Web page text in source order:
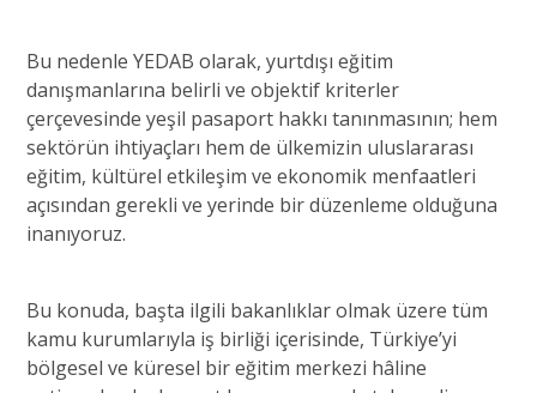
Bu nedenle YEDAB olarak, yurtdışı eğitim
danışmanlarına belirli ve objektif kriterler
çerçevesinde yeşil pasaport hakkı tanınmasının; hem
sektörün ihtiyaçları hem de ülkemizin uluslararası
eğitim, kültürel etkileşim ve ekonomik menfaatleri
açısından gerekli ve yerinde bir düzenleme olduğuna
inanıyoruz.
Bu konuda, başta ilgili bakanlıklar olmak üzere tüm
kamu kurumlarıyla iş birliği içerisinde, Türkiye’yi
bölgesel ve küresel bir eğitim merkezi hâline